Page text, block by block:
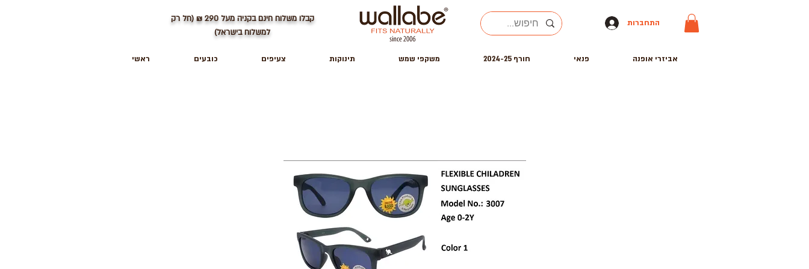
קבלו משלוח חינם בקניה מעל290₪ (חל רק
למשלוח בישראל)
התחברות
ראשי כובעים צעיפים תינוקות משקפי שמש חורף 2024-25 פנאי אביזרי אופנה